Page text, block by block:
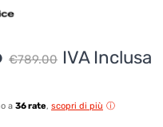
€789.00 Il
originale
Il
attuale
IVA Inclusa
a 36 rate, scopri di più